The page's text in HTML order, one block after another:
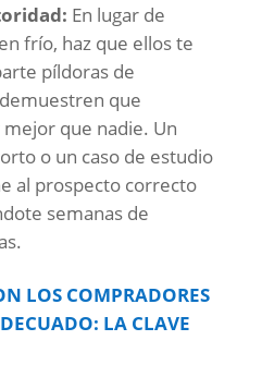
En lugar de
frío, haz que ellos te
píldoras de
que
que nadie. Un
o un caso de estudio
al prospecto correcto
semanas de
LOS COMPRADORES
LA CLAVE